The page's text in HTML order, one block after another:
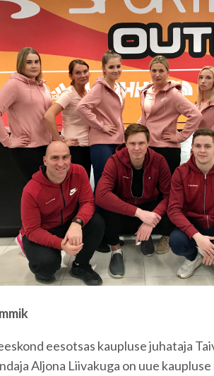
eesotsas kaupluse juhataja
Aljona Liivakuga on uue kaupluse